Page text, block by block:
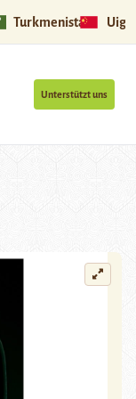
Turkmenistan
Unterstützt uns